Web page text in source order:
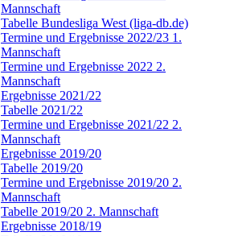
Mannschaft
Tabelle Bundesliga West (liga-db.de)
Termine und Ergebnisse 2022/23 1.
Mannschaft
Termine und Ergebnisse 2022 2.
Mannschaft
Ergebnisse 2021/22
Tabelle 2021/22
Termine und Ergebnisse 2021/22 2.
Mannschaft
Ergebnisse 2019/20
Tabelle 2019/20
Termine und Ergebnisse 2019/20 2.
Mannschaft
Tabelle 2019/20 2. Mannschaft
Ergebnisse 2018/19